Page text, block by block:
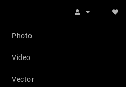
Photo
Video
Vector